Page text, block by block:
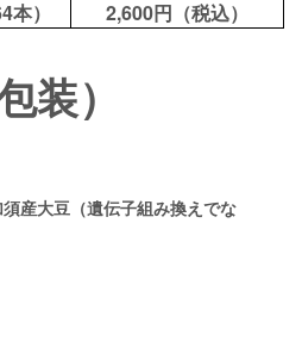
本） 2,600円（税込）
装）
産大豆（遺伝子組み換えでな